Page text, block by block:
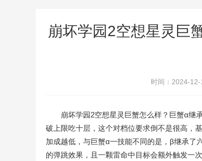
崩坏学园2空想星灵巨
时间： 2024-12-
崩坏学园2空想星灵巨蟹怎么样？巨蟹α继承
破上限吃十层，这个对档位要求倒不是很高，
加成越低，与巨蟹α一技能不同的是，β继承了
的弹跳效果，且一颗雷命中目标会额外触发一